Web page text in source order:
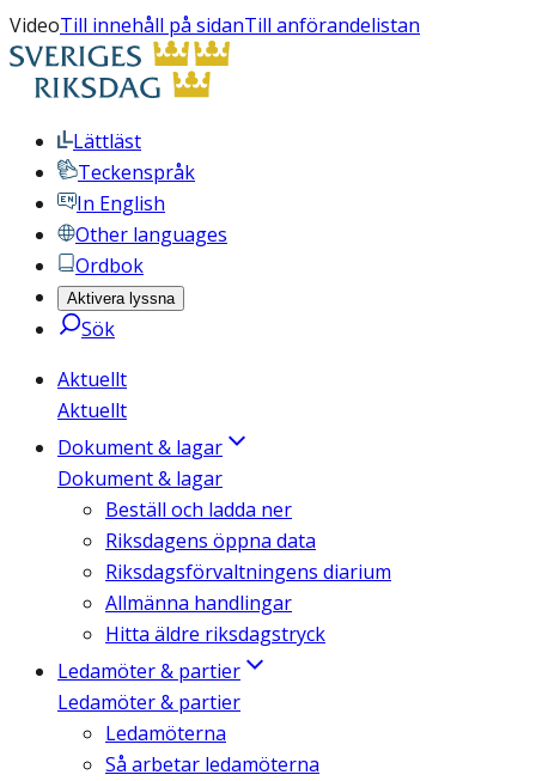
VideoTill innehåll på sidanTill anförandelistan
Lättläst
Teckenspråk
In English
Other languages
Ordbok
Aktivera lyssna
Sök
Aktuellt
Aktuellt
Dokument & lagar
Dokument & lagar
Beställ och ladda ner
Riksdagens öppna data
Riksdagsförvaltningens diarium
Allmänna handlingar
Hitta äldre riksdagstryck
Ledamöter & partier
Ledamöter & partier
Ledamöterna
Så arbetar ledamöterna